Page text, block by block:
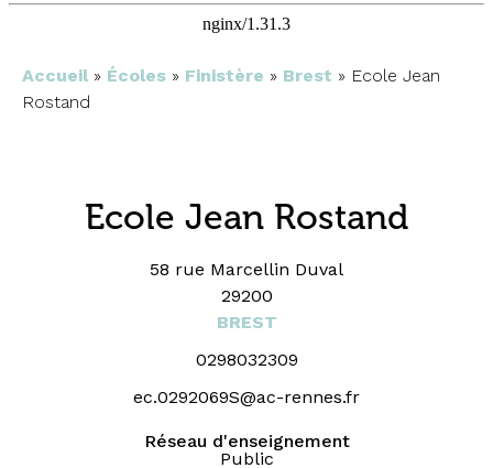
Accueil » Écoles » Finistère » Brest » Ecole Jean
Rostand
Ecole Jean Rostand
58 rue Marcellin Duval
29200
BREST
0298032309
ec.0292069S@ac-rennes.fr
Réseau d'enseignement
Public